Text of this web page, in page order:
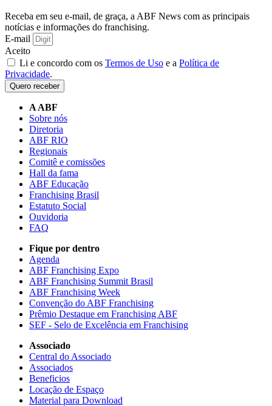
Receba em seu e-mail, de graça, a ABF News com as principais
notícias e informações do franchising.
E-mail
Aceito
Li e concordo com os Termos de Uso e a Política de
Privacidade.
Quero receber
A ABF
Sobre nós
Diretoria
ABF RIO
Regionais
Comitê e comissões
Hall da fama
ABF Educação
Franchising Brasil
Estatuto Social
Ouvidoria
FAQ
Fique por dentro
Agenda
ABF Franchising Expo
ABF Franchising Summit Brasil
ABF Franchising Week
Convenção do ABF Franchising
Prêmio Destaque em Franchising ABF
SEF - Selo de Excelência em Franchising
Associado
Central do Associado
Associados
Beneficios
Locação de Espaço
Material para Download